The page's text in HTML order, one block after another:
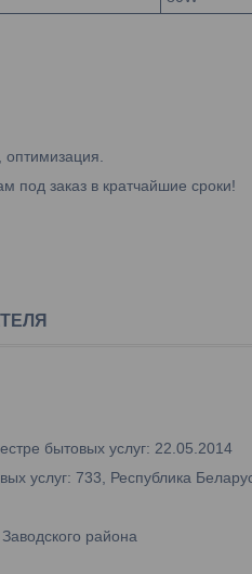
заказ в кратчайшие сроки!
бытовых услуг: 22.05.2014
услуг: 733, Республика
района